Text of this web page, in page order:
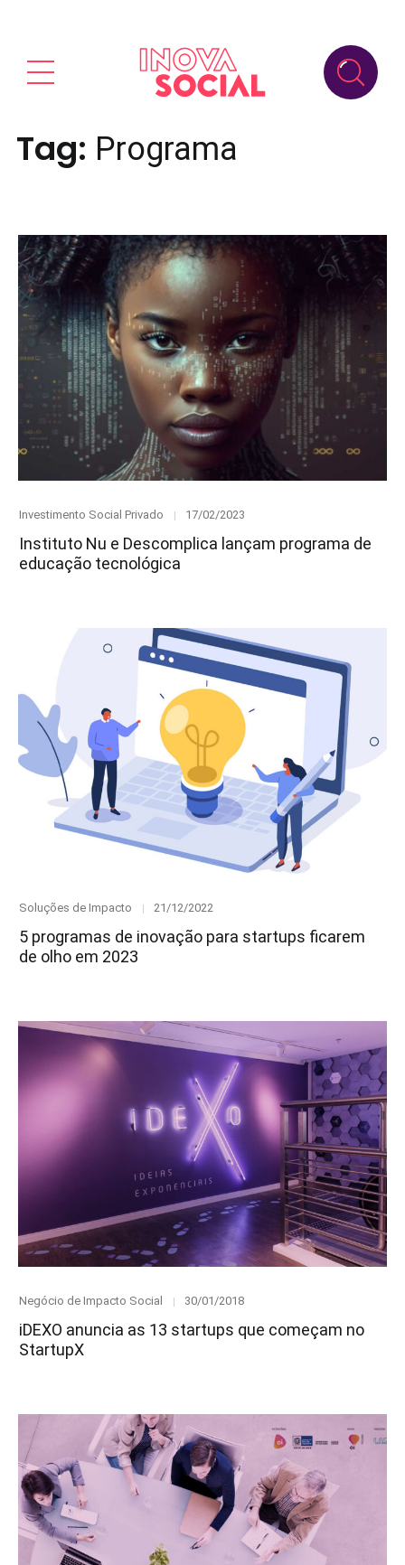
Tag: Programa
Category
Investimento Social Privado
Posted
17/02/2023
Instituto Nu e Descomplica lançam programa de
educação tecnológica
Category
Soluções de Impacto
Posted
21/12/2022
5 programas de inovação para startups ficarem
de olho em 2023
Category
Negócio de Impacto Social
Posted
30/01/2018
iDEXO anuncia as 13 startups que começam no
StartupX